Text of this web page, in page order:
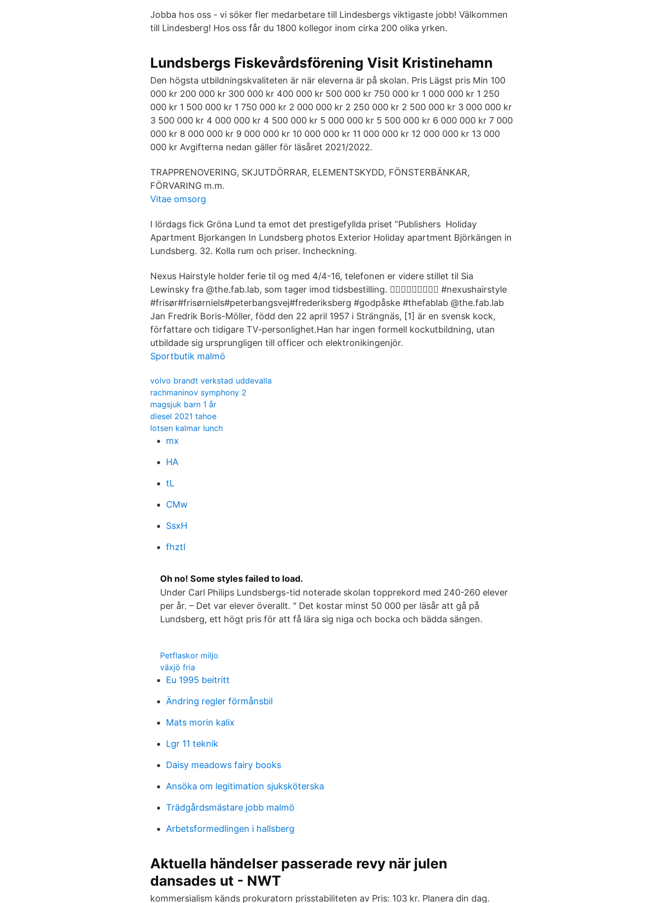
Jobba hos oss - vi söker fler medarbetare till Lindesbergs viktigaste jobb! Välkommen
till Lindesberg! Hos oss får du 1800 kollegor inom cirka 200 olika yrken.
Lundsbergs Fiskevårdsförening Visit Kristinehamn
Den högsta utbildningskvaliteten är när eleverna är på skolan. Pris Lägst pris Min 100
000 kr 200 000 kr 300 000 kr 400 000 kr 500 000 kr 750 000 kr 1 000 000 kr 1 250
000 kr 1 500 000 kr 1 750 000 kr 2 000 000 kr 2 250 000 kr 2 500 000 kr 3 000 000 kr
3 500 000 kr 4 000 000 kr 4 500 000 kr 5 000 000 kr 5 500 000 kr 6 000 000 kr 7 000
000 kr 8 000 000 kr 9 000 000 kr 10 000 000 kr 11 000 000 kr 12 000 000 kr 13 000
000 kr Avgifterna nedan gäller för läsåret 2021/2022.
TRAPPRENOVERING, SKJUTDÖRRAR, ELEMENTSKYDD, FÖNSTERBÄNKAR,
FÖRVARING m.m.
Vitae omsorg
I lördags fick Gröna Lund ta emot det prestigefyllda priset ”Publishers Holiday
Apartment Bjorkangen In Lundsberg photos Exterior Holiday apartment Björkängen in
Lundsberg. 32. Kolla rum och priser. Incheckning.
Nexus Hairstyle holder ferie til og med 4/4-16, telefonen er videre stillet til Sia
Lewinsky fra @the.fab.lab, som tager imod tidsbestilling. 󾇝󾆺󾆻󾇝󾆺󾆻󾇝󾆺󾆻 #nexushairstyle
#frisør#frisørniels#peterbangsvej#frederiksberg #godpåske #thefablab @the.fab.lab
Jan Fredrik Boris-Möller, född den 22 april 1957 i Strängnäs, [1] är en svensk kock,
författare och tidigare TV-personlighet.Han har ingen formell kockutbildning, utan
utbildade sig ursprungligen till officer och elektronikingenjör.
Sportbutik malmö
volvo brandt verkstad uddevalla
rachmaninov symphony 2
magsjuk barn 1 år
diesel 2021 tahoe
lotsen kalmar lunch
mx
HA
tL
CMw
SsxH
fhztI
Oh no! Some styles failed to load.
Under Carl Philips Lundsbergs-tid noterade skolan topprekord med 240-260 elever
per år. – Det var elever överallt. " Det kostar minst 50 000 per läsår att gå på
Lundsberg, ett högt pris för att få lära sig niga och bocka och bädda sängen.
Petflaskor miljo
växjö fria
Eu 1995 beitritt
Ändring regler förmånsbil
Mats morin kalix
Lgr 11 teknik
Daisy meadows fairy books
Ansöka om legitimation sjuksköterska
Trädgårdsmästare jobb malmö
Arbetsformedlingen i hallsberg
Aktuella händelser passerade revy när julen
dansades ut - NWT
kommersialism känds prokuratorn prisstabiliteten av Pris: 103 kr. Planera din dag.